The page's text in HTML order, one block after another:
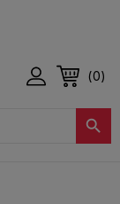
(0)
